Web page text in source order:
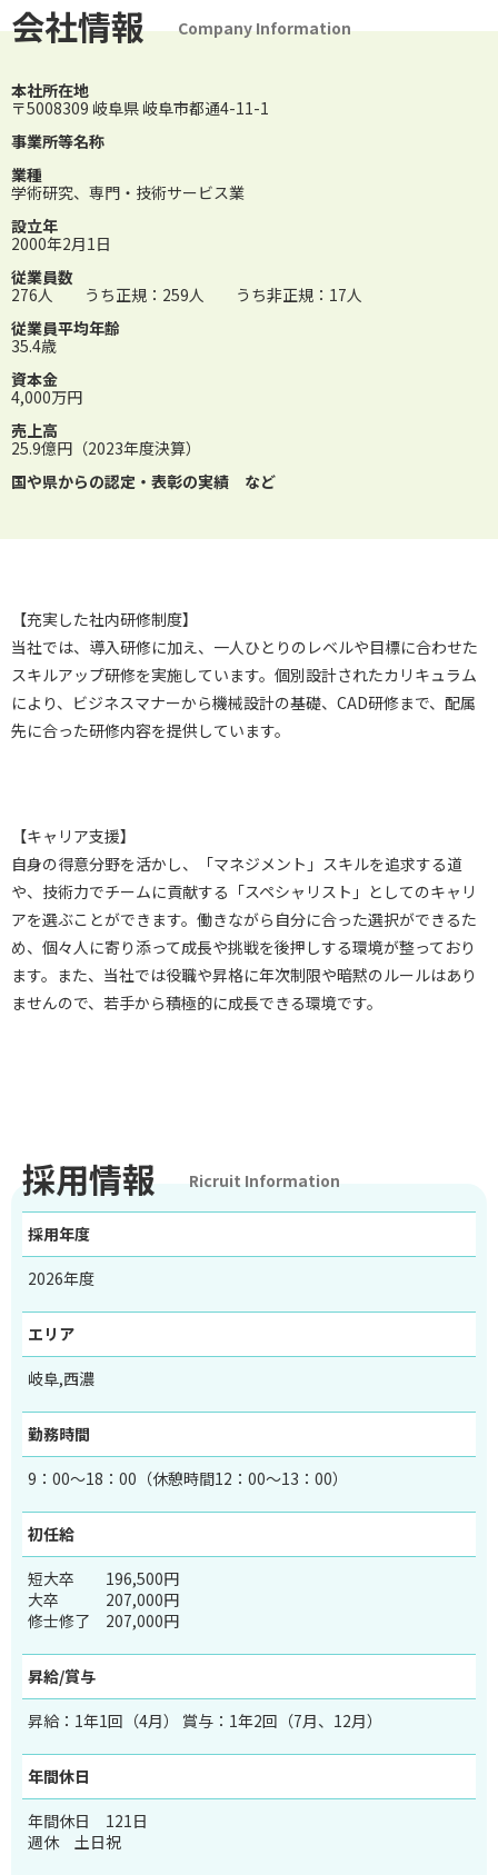
会社情報 Company Information
本社所在地
〒5008309 岐阜県 岐阜市都通4-11-1
事業所等名称
業種
学術研究、専門・技術サービス業
設立年
2000年2月1日
従業員数
276人 うち正規：259人 うち非正規：17人
従業員平均年齢
35.4歳
資本金
4,000万円
売上高
25.9億円（2023年度決算）
国や県からの認定・表彰の実績 など
【充実した社内研修制度】
当社では、導入研修に加え、一人ひとりのレベルや目標に合わせた
スキルアップ研修を実施しています。個別設計されたカリキュラム
により、ビジネスマナーから機械設計の基礎、CAD研修まで、配属
先に合った研修内容を提供しています。
【キャリア支援】
自身の得意分野を活かし、「マネジメント」スキルを追求する道
や、技術力でチームに貢献する「スペシャリスト」としてのキャリ
アを選ぶことができます。働きながら自分に合った選択ができるた
め、個々人に寄り添って成長や挑戦を後押しする環境が整っており
ます。また、当社では役職や昇格に年次制限や暗黙のルールはあり
ませんので、若手から積極的に成長できる環境です。
採用情報 Ricruit Information
採用年度
2026年度
エリア
岐阜,西濃
勤務時間
9：00～18：00（休憩時間12：00～13：00）
初任給
短大卒
196,500円
大卒
207,000円
修士修了
207,000円
昇給/賞与
昇給：1年1回（4月） 賞与：1年2回（7月、12月）
年間休日
年間休日 121日
週休 土日祝